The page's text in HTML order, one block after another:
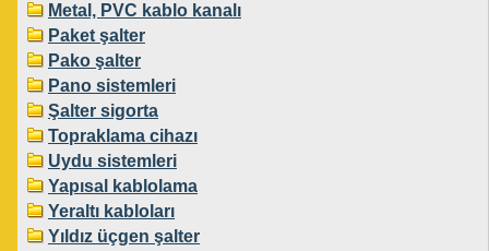
Metal, PVC kablo kanalı
Paket şalter
Pako şalter
Pano sistemleri
Şalter sigorta
Topraklama cihazı
Uydu sistemleri
Yapısal kablolama
Yeraltı kabloları
Yıldız üçgen şalter